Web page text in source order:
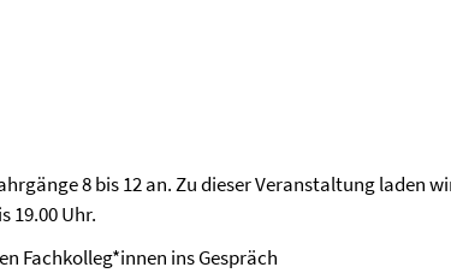
8 bis 12 an. Zu dieser Veranstaltung laden
19.00 Uhr.
Fachkolleg*innen ins Gespräch